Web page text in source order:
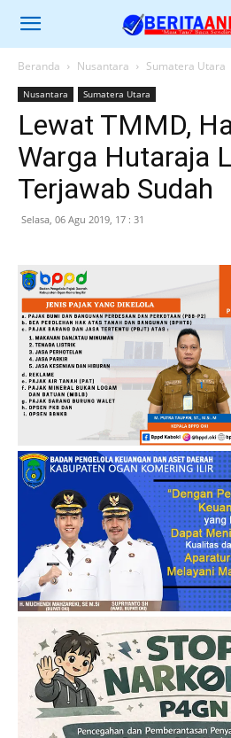
Beranda Nusantara Sumatera Utara
Nusantara Sumatera Utara
Lewat TMMD,
Warga Hutaraja
Terjawab Sudah
Selasa, 06 Agu 2019, 17 : 31